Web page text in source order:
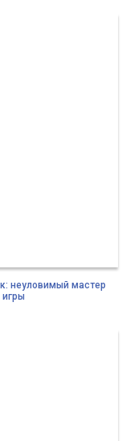
неуловимый мастер
игры